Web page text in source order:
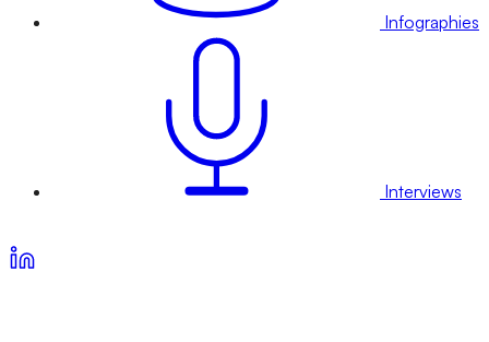
Infographies
Interviews